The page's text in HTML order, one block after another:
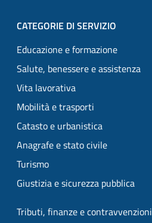
CATEGORIE DI SERVIZIO
Educazione e formazione
Salute, benessere e assistenza
Vita lavorativa
Mobilità e trasporti
Catasto e urbanistica
Anagrafe e stato civile
Turismo
Giustizia e sicurezza pubblica
Tributi, finanze e contravvenzioni